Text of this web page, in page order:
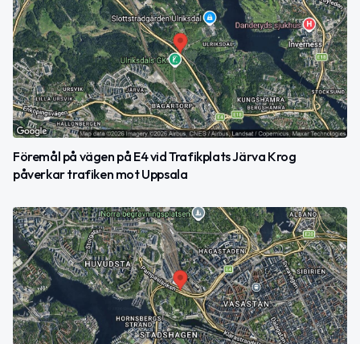
Föremål på vägen på E4 vid Trafikplats Järva Krog
påverkar trafiken mot Uppsala